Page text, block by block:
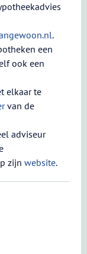
.
een
ook een
elkaar te
van de
adviseur
zijnwebsite.